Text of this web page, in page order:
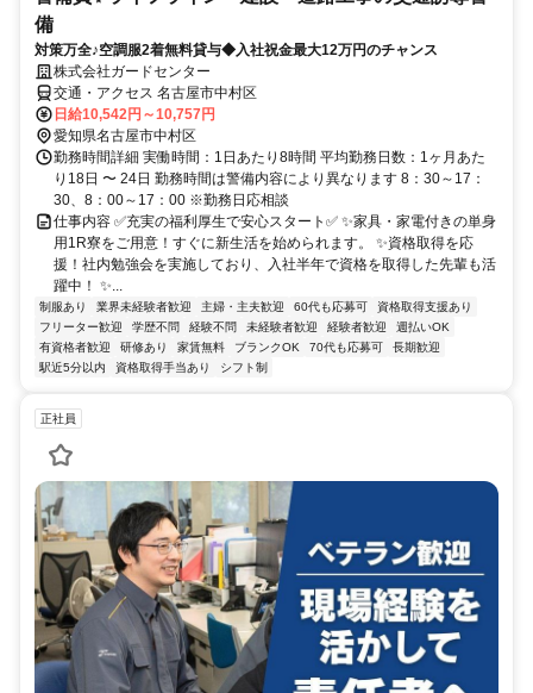
備
対策万全♪空調服2着無料貸与◆入社祝金最大12万円のチャンス
株式会社ガードセンター
交通・アクセス 名古屋市中村区
日給10,542円～10,757円
愛知県名古屋市中村区
勤務時間詳細 実働時間：1日あたり8時間 平均勤務日数：1ヶ月あた
り18日 〜 24日 勤務時間は警備内容により異なります 8：30～17：
30、8：00～17：00 ※勤務日応相談
仕事内容 ✅充実の福利厚生で安心スタート✅ ✨家具・家電付きの単身
用1R寮をご用意！すぐに新生活を始められます。 ✨資格取得を応
援！社内勉強会を実施しており、入社半年で資格を取得した先輩も活
躍中！ ✨...
制服あり 業界未経験者歓迎 主婦・主夫歓迎 60代も応募可
資格取得支援あり
フリーター歓迎
学歴不問 経験不問 未経験者歓迎 経験者歓迎
週払いOK
有資格者歓迎
研修あり 家賃無料 ブランクOK 70代も応募可
長期歓迎
駅近5分以内
資格取得手当あり シフト制
正社員